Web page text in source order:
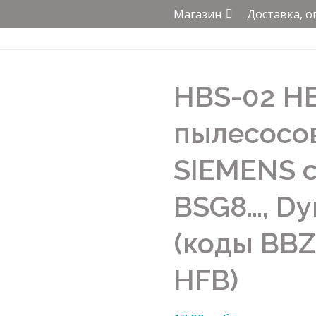
Магазин Доставка,
HBS-02
SIEMENS
BSG8…,
(коды
HFB)